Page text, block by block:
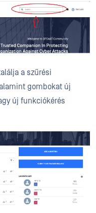
a szűrési
gombokat új
új funkciókérés